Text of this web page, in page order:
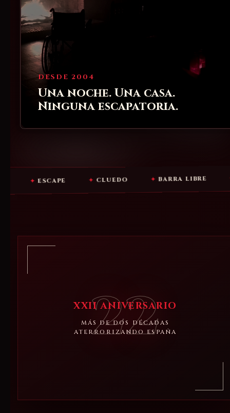
DESDE 2004
Una noche. Una casa.
Ninguna escapatoria.
✦CLUEDO ✦BARRA LIBRE ✦
22
XXII ANIVERSARIO
MÁS DE DOS DÉCADAS
ATERRORIZANDO ESPAÑA